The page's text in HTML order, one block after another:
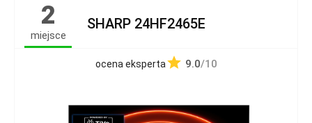
2
miejsce
SHARP 24HF2465E
ocena eksperta 9.0/10